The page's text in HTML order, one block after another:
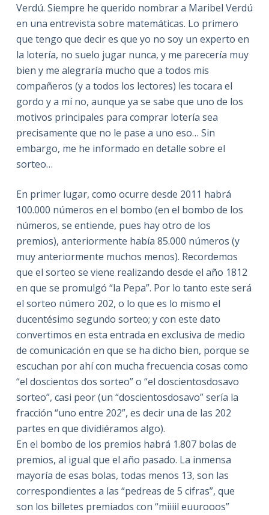
Verdú. Siempre he querido nombrar a Maribel Verdú
en una entrevista sobre matemáticas. Lo primero
que tengo que decir es que yo no soy un experto en
la lotería, no suelo jugar nunca, y me parecería muy
bien y me alegraría mucho que a todos mis
compañeros (y a todos los lectores) les tocara el
gordo y a mí no, aunque ya se sabe que uno de los
motivos principales para comprar lotería sea
precisamente que no le pase a uno eso… Sin
embargo, me he informado en detalle sobre el
sorteo…
En primer lugar, como ocurre desde 2011 habrá
100.000 números en el bombo (en el bombo de los
números, se entiende, pues hay otro de los
premios), anteriormente había 85.000 números (y
muy anteriormente muchos menos). Recordemos
que el sorteo se viene realizando desde el año 1812
en que se promulgó “la Pepa”. Por lo tanto este será
el sorteo número 202, o lo que es lo mismo el
ducentésimo segundo sorteo; y con este dato
convertimos en esta entrada en exclusiva de medio
de comunicación en que se ha dicho bien, porque se
escuchan por ahí con mucha frecuencia cosas como
“el doscientos dos sorteo” o “el doscientosdosavo
sorteo”, casi peor (un “doscientosdosavo” sería la
fracción “uno entre 202”, es decir una de las 202
partes en que dividiéramos algo).
En el bombo de los premios habrá 1.807 bolas de
premios, al igual que el año pasado. La inmensa
mayoría de esas bolas, todas menos 13, son las
correspondientes a las “pedreas de 5 cifras”, que
son los billetes premiados con “miiiil euurooos”